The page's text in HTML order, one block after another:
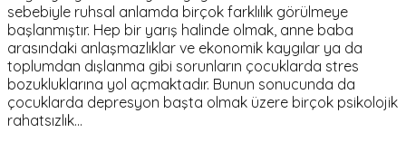
sebebiyle ruhsal anlamda birçok farklılık görülmeye
başlanmıştır. Hep bir yarış halinde olmak, anne baba
arasındaki anlaşmazlıklar ve ekonomik kaygılar ya da
toplumdan dışlanma gibi sorunların çocuklarda stres
bozukluklarına yol açmaktadır. Bunun sonucunda da
çocuklarda depresyon başta olmak üzere birçok psikolojik
rahatsızlık…